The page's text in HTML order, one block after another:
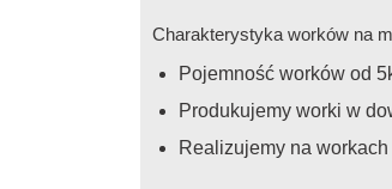
Charakterystyka worków na
Pojemność worków od
Produkujemy worki w
Realizujemy na